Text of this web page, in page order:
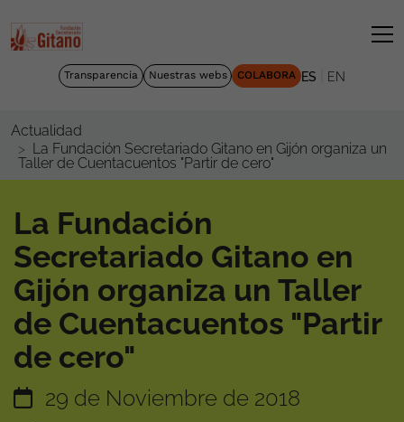
Transparencia Nuestras webs COLABORA ES EN
Actualidad
La Fundación Secretariado Gitano en Gijón organiza un
Taller de Cuentacuentos "Partir de cero"
La Fundación
Secretariado Gitano en
Gijón organiza un Taller
de Cuentacuentos "Partir
de cero"
29 de Noviembre de 2018